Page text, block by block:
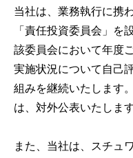
当社は、業務執行に携
「責任投資委員会」を
該委員会において年度
実施状況について自己
組みを継続いたします
は、対外公表いたします
また、当社は、スチュ